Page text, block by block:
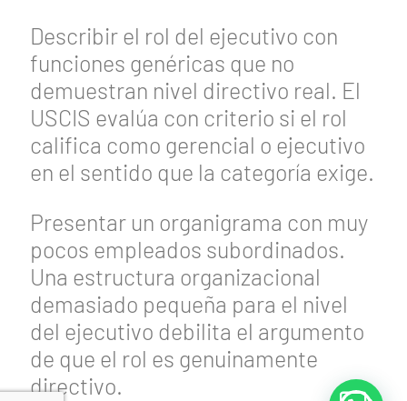
Describir el rol del ejecutivo con
funciones genéricas que no
demuestran nivel directivo real. El
USCIS evalúa con criterio si el rol
califica como gerencial o ejecutivo
en el sentido que la categoría exige.
Presentar un organigrama con muy
pocos empleados subordinados.
Una estructura organizacional
demasiado pequeña para el nivel
del ejecutivo debilita el argumento
de que el rol es genuinamente
directivo.